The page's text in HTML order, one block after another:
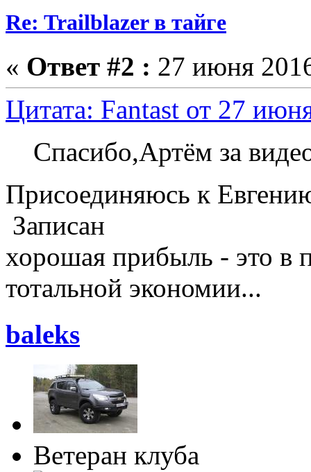
Re: Trailblazer в тайге
« Ответ #2 : 27 июня
Цитата: Fantast от 27
Спасибо,Артём за
Присоединяюсь к
Записан
хорошая прибыль - это в
тотальной экономии...
baleks
Ветеран клуба